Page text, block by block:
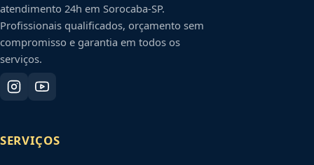
atendimento 24h em Sorocaba-SP.
Profissionais qualificados, orçamento sem
compromisso e garantia em todos os
serviços.
SERVIÇOS